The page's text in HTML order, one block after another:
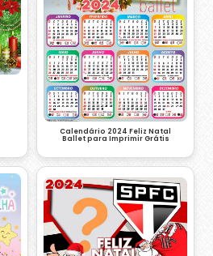
Calendário 2024 Feliz Natal
Ballet para Imprimir Grátis